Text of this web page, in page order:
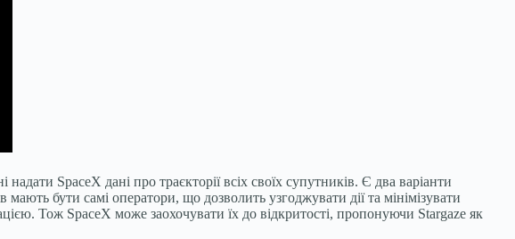
SpaceX дані про траєкторії всіх своїх супутників. Є два варіанти
бути самі оператори, що дозволить узгоджувати дії та мінімізувати
Тож SpaceX може заохочувати їх до відкритості, пропонуючи Stargaze як